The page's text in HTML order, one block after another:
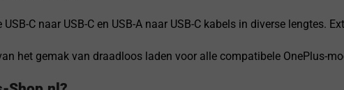
C naar USB-C en USB-A naar USB-C kabels in diverse lengtes.
het gemak van draadloos laden voor alle compatibele OnePlus-